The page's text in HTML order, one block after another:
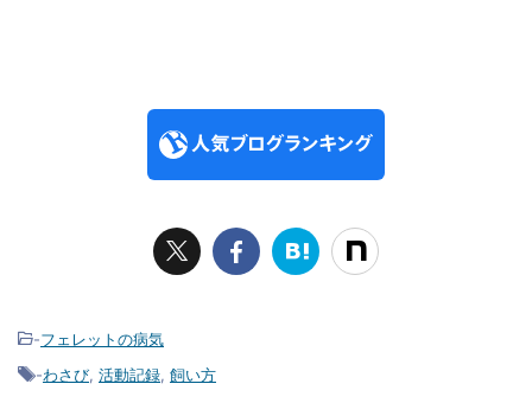
-フェレットの病気
-わさび, 活動記録, 飼い方